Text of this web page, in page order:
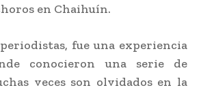
en Chaihuín.
fue una experiencia
conocieron una serie de
veces son olvidados en la